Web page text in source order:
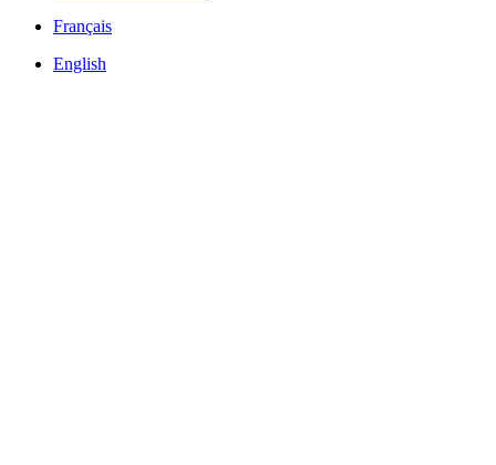
Français
English